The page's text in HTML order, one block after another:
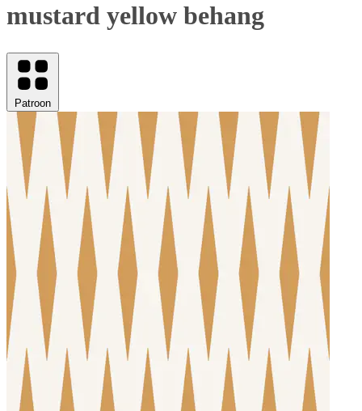
mustard yellow behang
Patroon